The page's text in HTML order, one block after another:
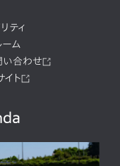
ティ
ーム
い合わせ
イト